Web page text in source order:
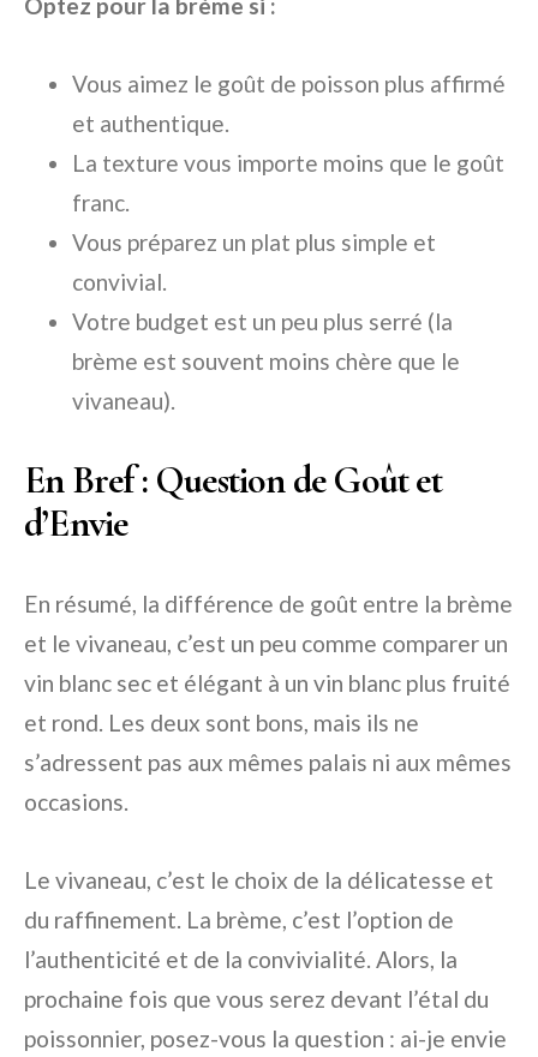
Optez pour la brème si :
Vous aimez le goût de poisson plus affirmé
et authentique.
La texture vous importe moins que le goût
franc.
Vous préparez un plat plus simple et
convivial.
Votre budget est un peu plus serré (la
brème est souvent moins chère que le
vivaneau).
En Bref : Question de Goût et
d’Envie
En résumé, la différence de goût entre la brème
et le vivaneau, c’est un peu comme comparer un
vin blanc sec et élégant à un vin blanc plus fruité
et rond. Les deux sont bons, mais ils ne
s’adressent pas aux mêmes palais ni aux mêmes
occasions.
Le vivaneau, c’est le choix de la délicatesse et
du raffinement. La brème, c’est l’option de
l’authenticité et de la convivialité. Alors, la
prochaine fois que vous serez devant l’étal du
poissonnier, posez-vous la question : ai-je envie